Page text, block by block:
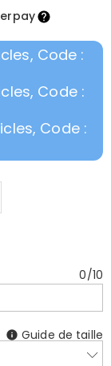
Code :
Code :
Code :
0/10
Guide de taille